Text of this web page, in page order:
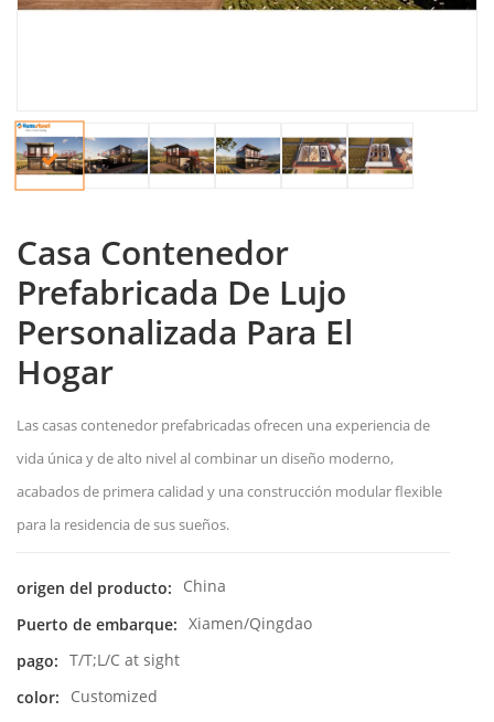
Casa Contenedor
Prefabricada De Lujo
Personalizada Para El
Hogar
Las casas contenedor prefabricadas ofrecen una experiencia de
vida única y de alto nivel al combinar un diseño moderno,
acabados de primera calidad y una construcción modular flexible
para la residencia de sus sueños.
origen del producto:
China
Puerto de embarque: Xiamen/Qingdao
pago: T/T;L/C at sight
color:
Customized